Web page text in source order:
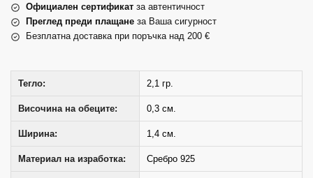
Официален сертификат за автентичност
Преглед преди плащане за Ваша сигурност
Безплатна доставка при поръчка над 200 €
Тегло: 2,1 гр.
Височина на обеците: 0,3 см.
Ширина: 1,4 см.
Материал на изработка: Сребро 925